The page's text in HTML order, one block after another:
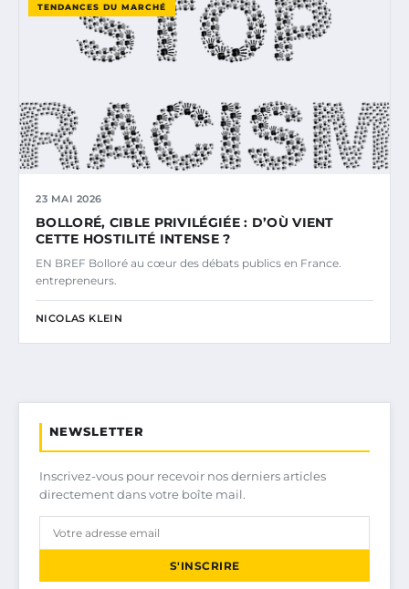
TENDANCES DU MARCHÉ
23 MAI 2026
BOLLORÉ, CIBLE PRIVILÉGIÉE : D’OÙ VIENT
CETTE HOSTILITÉ INTENSE ?
EN BREF Bolloré au cœur des débats publics en France.
entrepreneurs.
NICOLAS KLEIN
NEWSLETTER
Inscrivez-vous pour recevoir nos derniers articles
directement dans votre boîte mail.
S'INSCRIRE